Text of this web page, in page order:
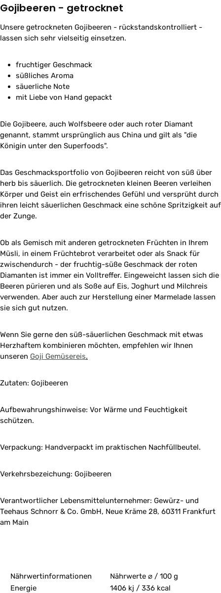
Gojibeeren - getrocknet
Unsere getrockneten Gojibeeren - rückstandskontrolliert -
lassen sich sehr vielseitig einsetzen.
fruchtiger Geschmack
süßliches Aroma
säuerliche Note
mit Liebe von Hand gepackt
Die Gojibeere, auch Wolfsbeere oder auch roter Diamant
genannt, stammt ursprünglich aus China und gilt als "die
Königin unter den Superfoods".
Das Geschmacksportfolio von Gojibeeren reicht von süß über
herb bis säuerlich. Die getrockneten kleinen Beeren verleihen
Körper und Geist ein erfrischendes Gefühl und versprüht durch
ihren leicht säuerlichen Geschmack eine schöne Spritzigkeit auf
der Zunge.
Ob als Gemisch mit anderen getrockneten Früchten in Ihrem
Müsli, in einem Früchtebrot verarbeitet oder als Snack für
zwischendurch - der fruchtig-süße Geschmack der roten
Diamanten ist immer ein Volltreffer. Eingeweicht lassen sich die
Beeren pürieren und als Soße auf Eis, Joghurt und Milchreis
verwenden. Aber auch zur Herstellung einer Marmelade lassen
sie sich gut nutzen.
Wenn Sie gerne den süß-säuerlichen Geschmack mit etwas
Herzhaftem kombinieren möchten, empfehlen wir Ihnen
unseren Goji Gemüsereis.
Zutaten: Gojibeeren
Aufbewahrungshinweise: Vor Wärme und Feuchtigkeit
schützen.
Verpackung: Handverpackt im praktischen Nachfüllbeutel.
Verkehrsbezeichung: Gojibeeren
Verantwortlicher Lebensmittelunternehmer: Gewürz- und
Teehaus Schnorr & Co. GmbH, Neue Kräme 28, 60311 Frankfurt
am Main
Nährwertinformationen
Nährwerte ⌀ / 100 g
Energie
1406 kj / 336 kcal